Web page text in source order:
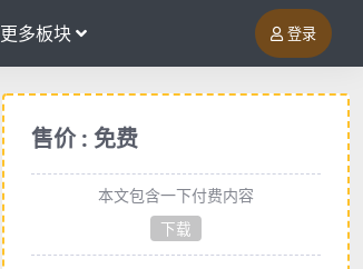
更多板块 登录
售价 : 免费
本文包含一下付费内容
下载